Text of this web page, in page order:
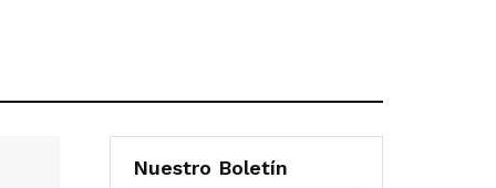
Nuestro Boletín